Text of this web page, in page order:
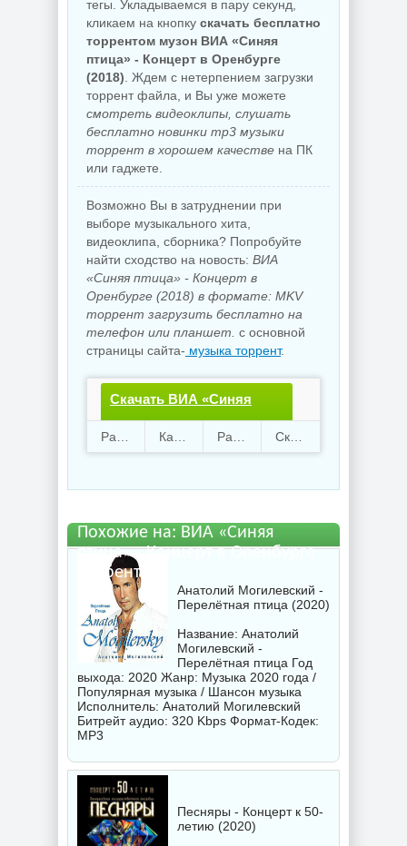
тегы. Укладываемся в пару секунд,
кликаем на кнопку скачать бесплатно
торрентом музон ВИА «Синяя
птица» - Концерт в Оренбурге
(2018) . Ждем с нетерпением загрузки
торрент файла, и Вы уже можете
смотреть видеоклипы, слушать
бесплатно новинки mp3 музыки
торрент в хорошем качестве на ПК
или гаджете.
Возможно Вы в затруднении при
выборе музыкального хита,
видеоклипа, сборника? Попробуйте
найти сходство на новость: ВИА
«Синяя птица» - Концерт в
Оренбурге (2018) в формате: MKV
торрент загрузить бесплатно на
телефон или планшет. с основной
страницы сайта- музыка торрент.
Скачать ВИА «Синяя
птица» - Концерт в
бесплатно
64 21 896.13 Mb
Похожие на: ВИА «Синяя
птица» - Концерт в Оренбурге
торрентом
Анатолий Могилевский -
Перелётная птица (2020)
Название: Анатолий
Могилевский -
Перелётная птица Год
выхода: 2020 Жанр: Музыка 2020 года /
Популярная музыка / Шансон музыка
Исполнитель: Анатолий Могилевский
Битрейт аудио: 320 Kbps Формат-Кодек:
MP3
Песняры - Концерт к 50-
летию (2020)